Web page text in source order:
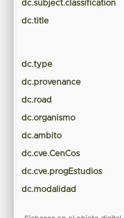
dc.subject.classification
dc.title
dc.type
dc.provenance
dc.road
dc.organismo
dc.ambito
dc.cve.CenCos
dc.cve.progEstudios
dc.modalidad